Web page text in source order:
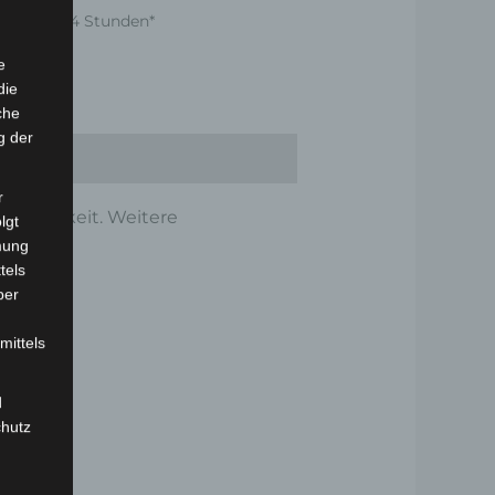
24 Stunden*
Weitere
der